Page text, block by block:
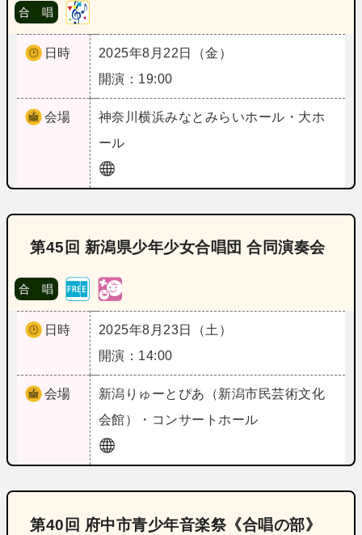
合 唱
日時
2025年8月22日（金）
開演：19:00
会場 神奈川横浜みなとみらいホール・大ホ
ール
第45回 新潟県少年少女合唱団 合同演奏会
合 唱
日時
2025年8月23日（土）
開演：14:00
会場 新潟 りゅーとぴあ（新潟市民芸術文化
会館）・コンサートホール
第40回 府中市青少年音楽祭《合唱の部》